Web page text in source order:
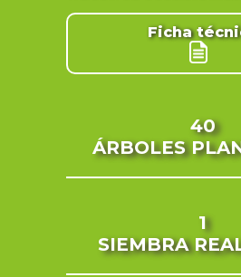
Ficha
40
ÁRBOLES
1
SIEMBRA